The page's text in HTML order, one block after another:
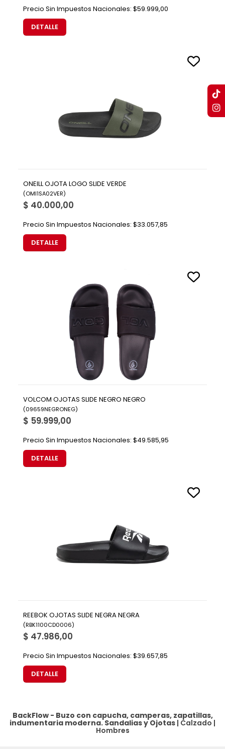
Precio Sin Impuestos Nacionales: $59.999,00
DETALLE
ONEILL OJOTA LOGO SLIDE VERDE
(OMI1SA02VER)
$ 40.000,00
Precio Sin Impuestos Nacionales: $33.057,85
DETALLE
VOLCOM OJOTAS SLIDE NEGRO NEGRO
(09659NEGRONEG)
$ 59.999,00
Precio Sin Impuestos Nacionales: $49.585,95
DETALLE
REEBOK OJOTAS SLIDE NEGRA NEGRA
(RBK1100CD0006)
$ 47.986,00
Precio Sin Impuestos Nacionales: $39.657,85
DETALLE
BackFlow - Buzo con capucha, camperas, zapatillas,
indumentaria moderna.Sandalias y Ojotas | Calzado |
Hombres